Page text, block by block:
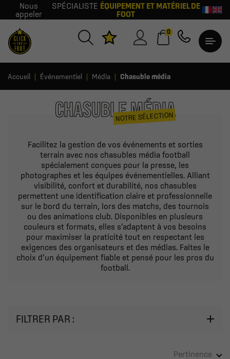
Nous
appeler
SPÉCIALISTE ÉQUIPEMENT ET MATÉRIEL DE
FOOT
0
Accueil Événementiel Média Chasuble média
CHASUBLE MÉDIA
NOTRE SÉLECTION
Facilitez la gestion de vos événements et sorties
terrain avec nos chasubles média football
spécialement conçues pour la presse, les
photographes et les équipes événementielles. Alliant
visibilité, confort et durabilité, nos chasubles
permettent une identification claire et professionnelle
sur le bord du terrain, lors des matchs, des tournois
ou des animations club. Disponibles en plusieurs
couleurs et formats, elles s’adaptent à vos besoins
pour maximiser la praticité tout en respectant les
exigences des organisateurs et des médias. Faites le
choix d’un équipement fiable et pensé pour les pros du
football.
FILTRER PAR :
Pertinence